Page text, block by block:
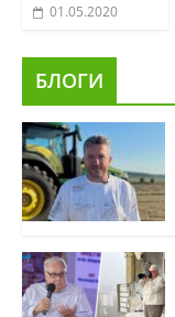
01.05.2020
БЛОГИ